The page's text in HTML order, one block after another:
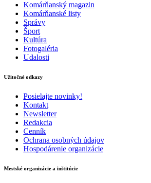
Komárňanský magazin
Komárňanské listy
Správy
Šport
Kultúra
Fotogaléria
Udalosti
Užitočné odkazy
Posielajte novinky!
Kontakt
Newsletter
Redakcia
Cenník
Ochrana osobných údajov
Hospodárenie organizácie
Mestské organizácie a inštitúcie